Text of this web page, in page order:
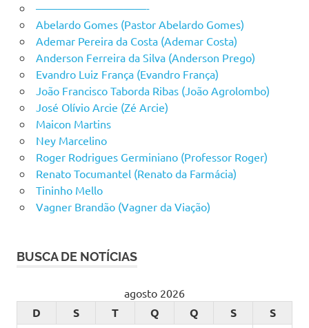
——————————-
Abelardo Gomes (Pastor Abelardo Gomes)
Ademar Pereira da Costa (Ademar Costa)
Anderson Ferreira da Silva (Anderson Prego)
Evandro Luiz França (Evandro França)
João Francisco Taborda Ribas (João Agrolombo)
José Olívio Arcie (Zé Arcie)
Maicon Martins
Ney Marcelino
Roger Rodrigues Germiniano (Professor Roger)
Renato Tocumantel (Renato da Farmácia)
Tininho Mello
Vagner Brandão (Vagner da Viação)
BUSCA DE NOTÍCIAS
agosto 2026
D S T Q Q S S